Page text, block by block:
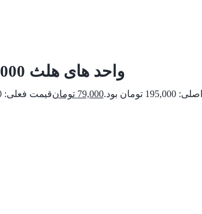
قرص ویتامین D3 1000 واحد های هلث
تومان بود. 79,000 تومان